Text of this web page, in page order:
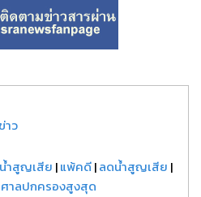
ข่าว
ำสูญเสีย |แพ้คดี|ลดน้ำสูญเสีย |
ศาลปกครองสูงสุด